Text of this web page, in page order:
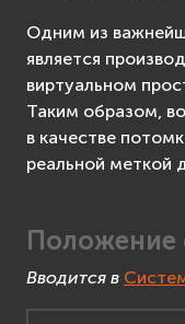
Таймер
Переключатель
Advanced API
Одним из
является
виртуальном
Таким образом,
в качестве
реальной меткой
Положение
Вводится в